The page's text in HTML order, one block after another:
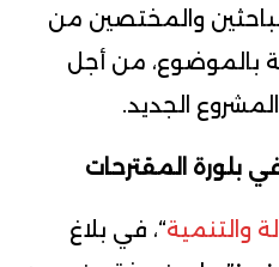
والمختصين من
بالموضوع، من أجل
الجديد.
بلورة المقترحات
والتنمية“، في بلاغ